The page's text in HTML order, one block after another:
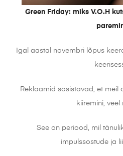
Green Friday: miks V.O.H
Igal aastal novembri lõpus
Reklaamid sosistavad, et meil
kiiremini, veel
See on periood, mil
impulssostude ja